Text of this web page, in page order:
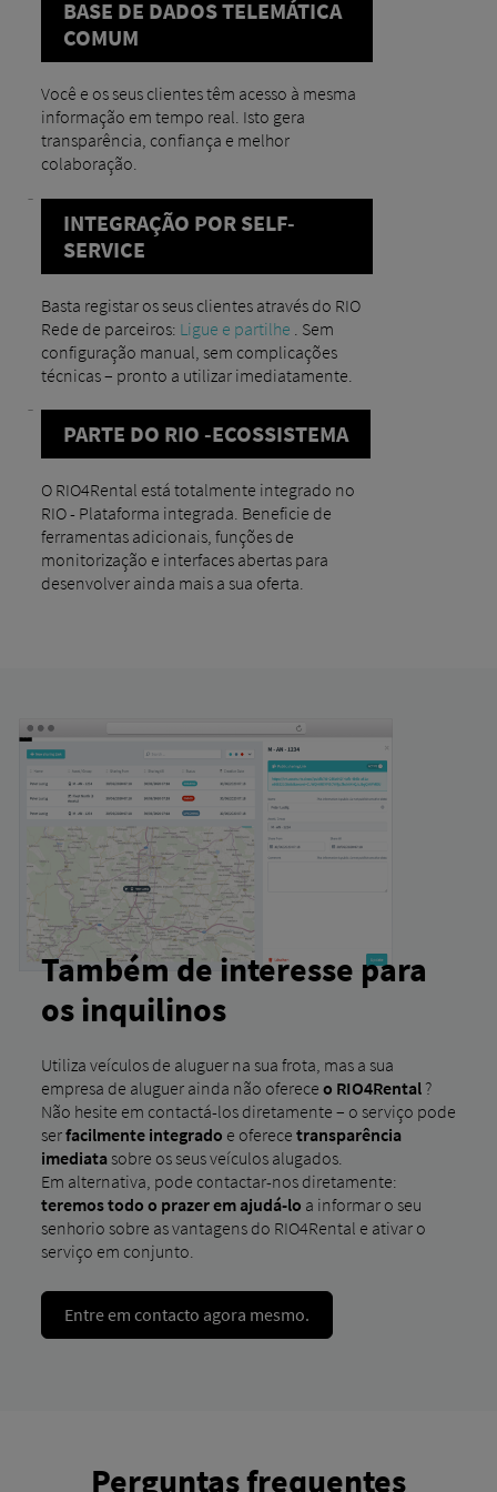
BASE DE DADOS TELEMÁTICA
COMUM
Você e os seus clientes têm acesso à mesma
informação em tempo real. Isto gera
transparência, confiança e melhor
colaboração.
INTEGRAÇÃO POR SELF-
SERVICE
Basta registar os seus clientes através do RIO
Rede de parceiros: Ligue e partilhe . Sem
configuração manual, sem complicações
técnicas – pronto a utilizar imediatamente.
PARTE DO RIO -ECOSSISTEMA
O RIO4Rental está totalmente integrado no
RIO - Plataforma integrada. Beneficie de
ferramentas adicionais, funções de
monitorização e interfaces abertas para
desenvolver ainda mais a sua oferta.
Também de interesse para
os inquilinos
Utiliza veículos de aluguer na sua frota, mas a sua
empresa de aluguer ainda não oferece o RIO4Rental?
Não hesite em contactá-los diretamente – o serviço pode
serfacilmente integrado e oferece transparência
imediatasobre os seus veículos alugados.
Em alternativa, pode contactar-nos diretamente:
teremos todo o prazer em ajudá-lo a informar o seu
senhorio sobre as vantagens do RIO4Rental e ativar o
serviço em conjunto.
Entre em contacto agora mesmo.
Perguntas frequentes